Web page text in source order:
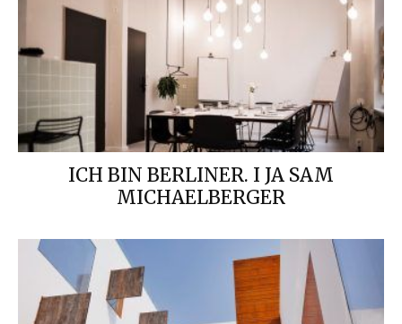
ICH BIN BERLINER. I JA SAM
MICHAELBERGER